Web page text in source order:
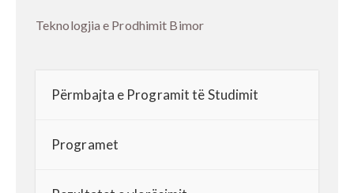
Teknologjia e Prodhimit Bimor
Përmbajta e Programit të Studimit
Programet